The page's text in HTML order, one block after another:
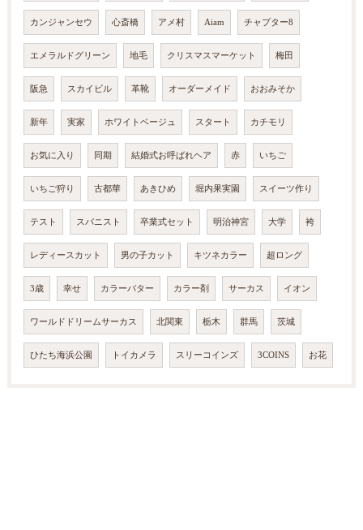
カンジャンセウ 心斎橋 アメ村 Aiam チャプター8
エメラルドグリーン 地毛 クリスマスマーケット 梅田
阪急 スカイビル 革靴 オーダーメイド おおみそか
新年 実家 ホワイトベージュ スタート カチモリ
お気に入り 同期 結婚式お呼ばれヘア 赤 いちご
いちご狩り 古都華 あきひめ 堀内果実園 スイーツ作り
テスト スパニスト 卒業式セット 明治神宮 大学 袴
レディースカット 男の子カット キツネカラー 超ロング
3歳 幸せ カラーバター カラー剤 サーカス イオン
ワールドドリームサーカス 北関東 栃木 群馬 茨城
ひたち海浜公園 トイカメラ スリーコインズ 3COINS お花